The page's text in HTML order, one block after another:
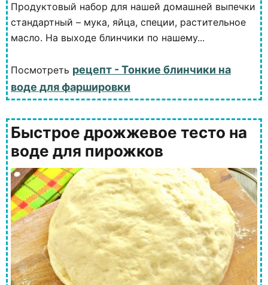
Продуктовый набор для нашей домашней выпечки
стандартный – мука, яйца, специи, растительное
масло. На выходе блинчики по нашему...
Посмотреть рецепт - Тонкие блинчики на
воде для фаршировки
Быстрое дрожжевое тесто на
воде для пирожков